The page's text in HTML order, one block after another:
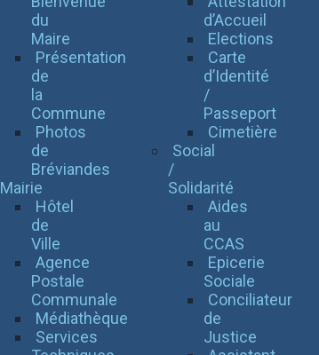
du
Maire
Présentation
de
la
Commune
Photos
de
Bréviandes
Mairie
Hôtel
de
Ville
Agence
Postale
Communale
Médiathèque
Services
d’Accueil
Elections
Carte
d’Identité
/
Passeport
Cimetière
Social
/
Solidarité
Aides
au
CCAS
Epicerie
Sociale
Conciliateur
de
Justice